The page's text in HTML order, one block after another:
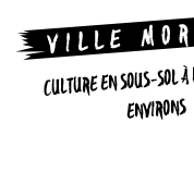
CULTURE EN SOUS-SOL
ENVIRONS